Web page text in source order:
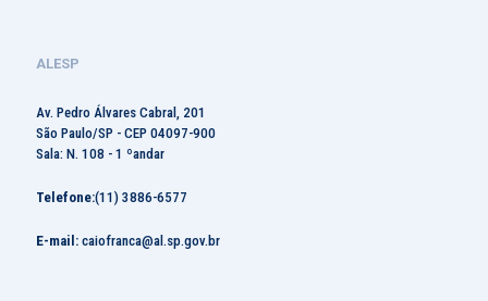
ALESP
Av. Pedro Álvares Cabral, 201
São Paulo/SP - CEP 04097-900
Sala: N. 108 - 1 ºandar
Telefone:(11) 3886-6577
E-mail: caiofranca@al.sp.gov.br